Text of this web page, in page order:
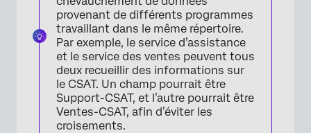
provenant de différents programmes
travaillant dans le même répertoire.
Par exemple, le service d’assistance
et le service des ventes peuvent tous
deux recueillir des informations sur
le CSAT. Un champ pourrait être
Support-CSAT, et l’autre pourrait être
Ventes-CSAT, afin d’éviter les
croisements.